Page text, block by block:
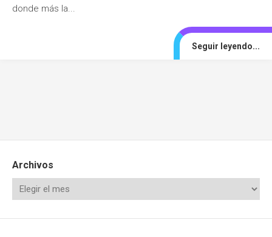
donde más la...
Seguir leyendo...
Archivos